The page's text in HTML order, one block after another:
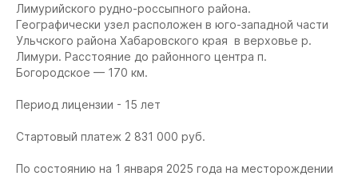
Лимурийского рудно-россыпного района.
Географически узел расположен в юго-западной части
Ульчского района Хабаровского края в верховье р.
Лимури. Расстояние до районного центра п.
Богородское — 170 км.
Период лицензии - 15 лет
Стартовый платеж 2 831 000 руб.
По состоянию на 1 января 2025 года на месторождении